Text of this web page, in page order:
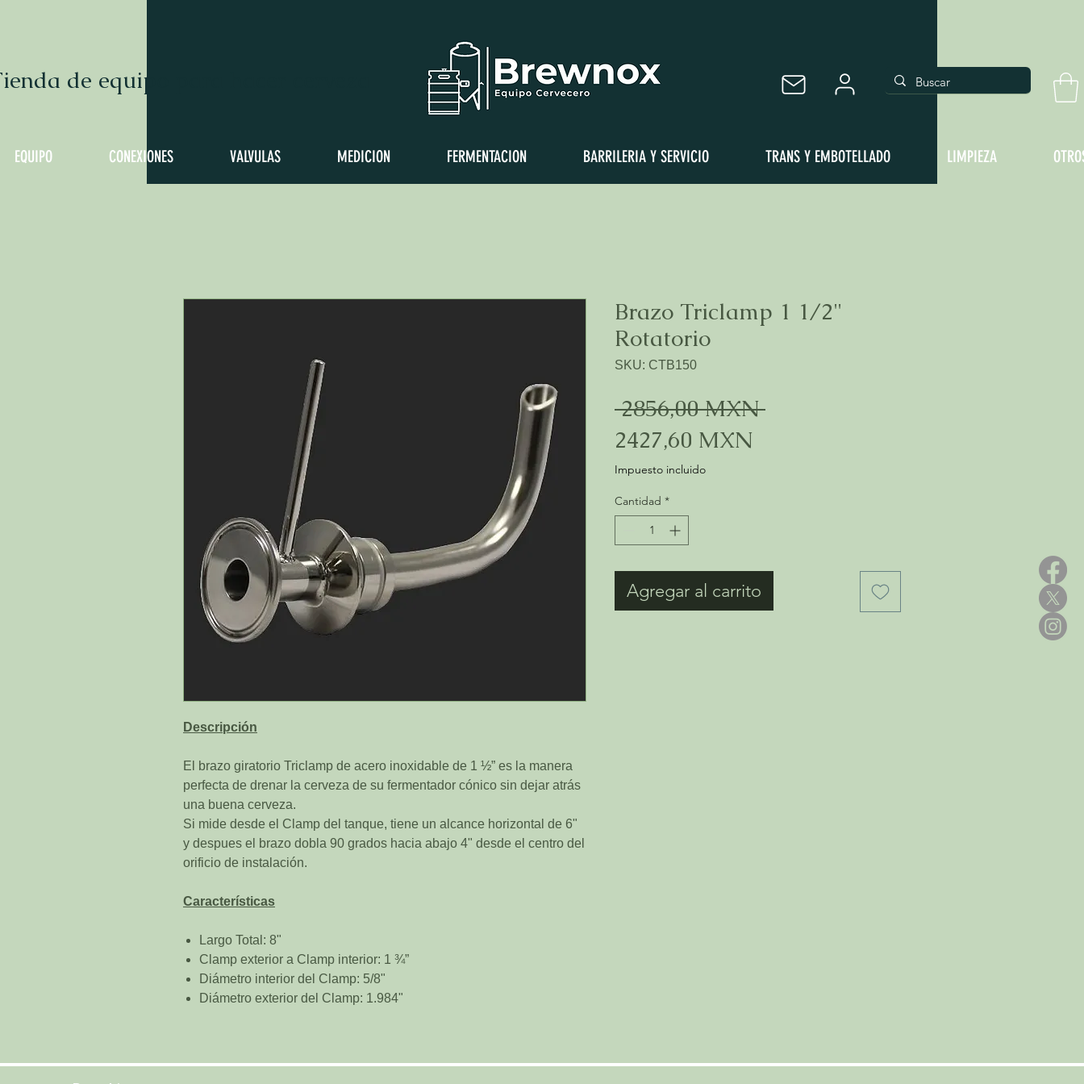
de equipo para hacer cerveza
EQUIPO CONEXIONES VALVULAS MEDICION FERMENTACION BARRILERIA Y SERVICIO TRANS Y EMBOTELLADO LIMPIEZA
Descripción
El brazo giratorio Triclamp de acero inoxidable de 1 ½” es la manera
perfecta de drenar la cerveza de su fermentador cónico sin dejar atrás
una buena cerveza.
Si mide desde el Clamp del tanque, tiene un alcance horizontal de 6"
y despues el brazo dobla 90 grados hacia abajo 4" desde el centro del
orificio de instalación.
Características
Largo Total: 8"
Clamp exterior a Clamp interior: 1 ¾”
Diámetro interior del Clamp: 5/8"
Diámetro exterior del Clamp: 1.984"
Brazo Triclamp 1 1/2"
Rotatorio
SKU: CTB150
2856,00 MXN Precio
2427,60 MXN
Impuesto incluido
Cantidad *
Agregar al carrito